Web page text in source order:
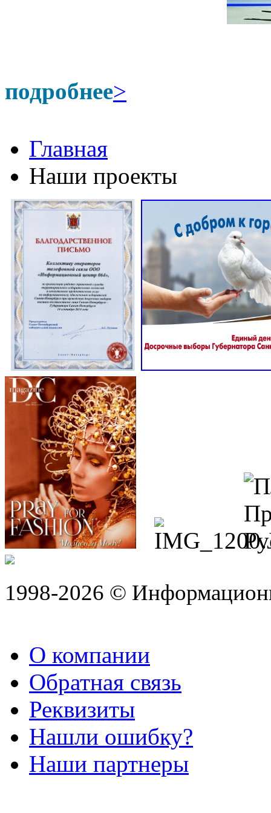
подробнее>
Главная
Наши проекты
1998-2026 ©
О компании
Обратная связь
Реквизиты
Нашли ошибку?
Наши партнеры